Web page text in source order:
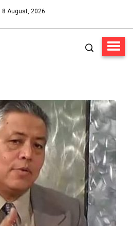
8 August, 2026